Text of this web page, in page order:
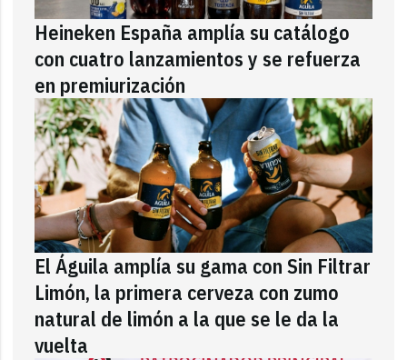
Heineken España amplía su catálogo
con cuatro lanzamientos y se refuerza
en premiurización
El Águila amplía su gama con Sin Filtrar
Limón, la primera cerveza con zumo
natural de limón a la que se le da la
vuelta